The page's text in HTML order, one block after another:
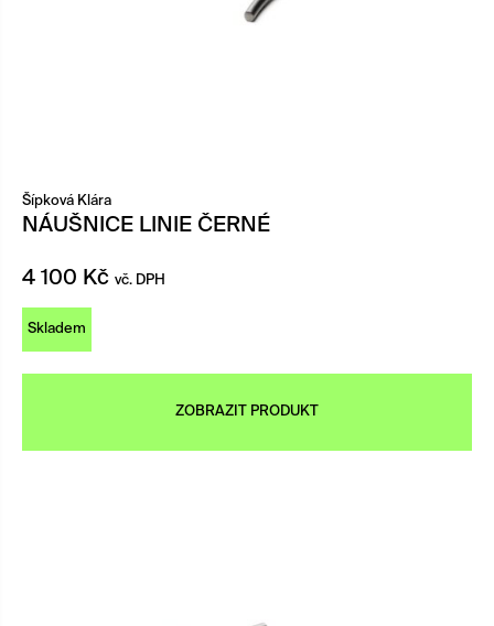
Šípková Klára
NÁUŠNICE LINIE ČERNÉ
4 100 Kč vč. DPH
Skladem
ZOBRAZIT PRODUKT